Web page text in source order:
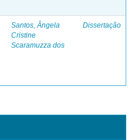
Santos, Ângela
Cristine
Scaramuzza dos
Dissertação